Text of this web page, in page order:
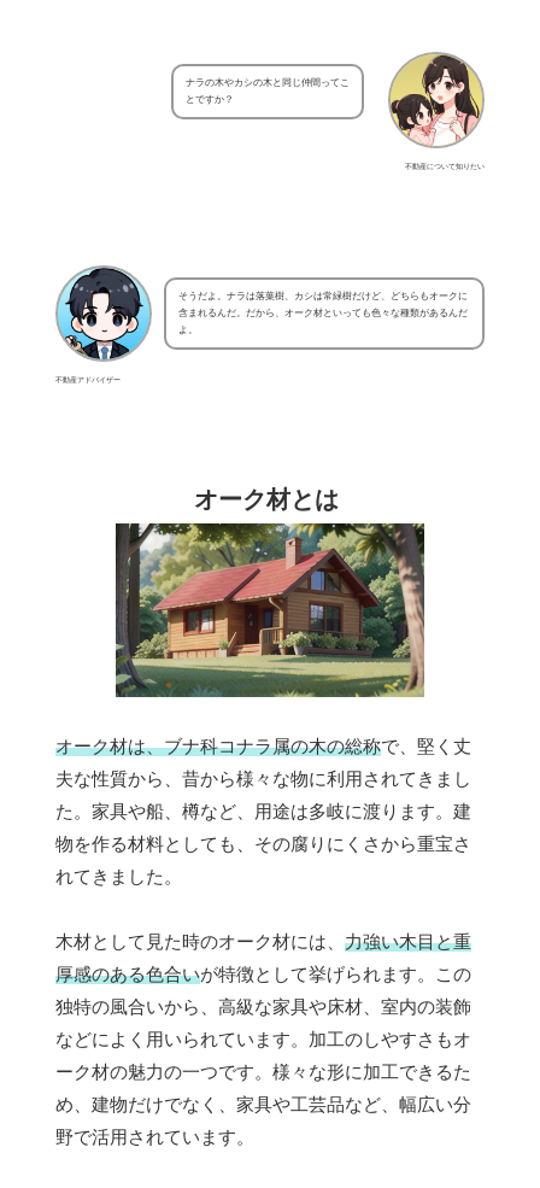
不動産について知りたい
ナラの木やカシの木と同じ仲間ってこ
とですか？
不動産アドバイザー
そうだよ。ナラは落葉樹、カシは常緑樹だけど、どちらもオークに
含まれるんだ。だから、オーク材といっても色々な種類があるんだ
よ。
オーク材とは
オーク材は、ブナ科コナラ属の木の総称で、堅く丈
夫な性質から、昔から様々な物に利用されてきまし
た。家具や船、樽など、用途は多岐に渡ります。建
物を作る材料としても、その腐りにくさから重宝さ
れてきました。
木材として見た時のオーク材には、 力強い木目と重
厚感のある色合いが特徴として挙げられます。この
独特の風合いから、高級な家具や床材、室内の装飾
などによく用いられています。加工のしやすさもオ
ーク材の魅力の一つです。様々な形に加工できるた
め、建物だけでなく、家具や工芸品など、幅広い分
野で活用されています。